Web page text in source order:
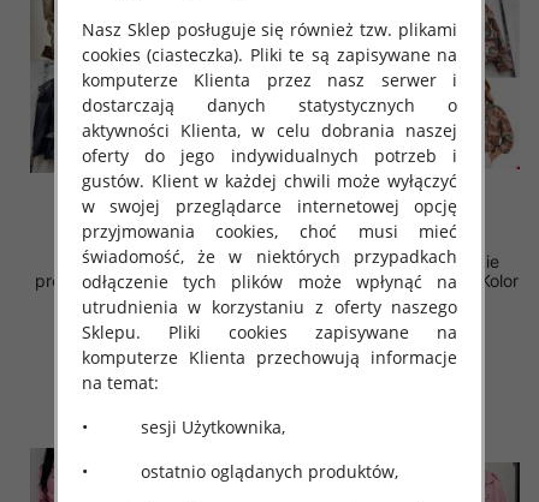
Kurtki damskie (Włoskie
produkt) Roz S-XL, Mix Kolor
Paczka 5 szt
85.00 zł
szczegóły
Kurtki damskie (Włoskie
produkt) Roz S-XL, Mix Kolor
Paczka 5 szt
72.00 zł
szczegóły
Nasz Sklep posługuje się również tzw. plikami
cookies (ciasteczka). Pliki te są zapisywane na
komputerze Klienta przez nasz serwer i
dostarczają danych statystycznych o
aktywności Klienta, w celu dobrania naszej
oferty do jego indywidualnych potrzeb i
gustów. Klient w każdej chwili może wyłączyć
w swojej przeglądarce internetowej opcję
przyjmowania cookies, choć musi mieć
świadomość, że w niektórych przypadkach
odłączenie tych plików może wpłynąć na
utrudnienia w korzystaniu z oferty naszego
Sklepu. Pliki cookies zapisywane na
komputerze Klienta przechowują informacje
na temat:
• sesji Użytkownika,
• ostatnio oglądanych produktów,